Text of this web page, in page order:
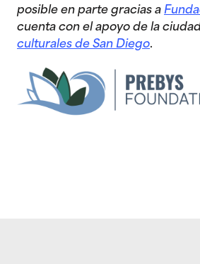
posible en parte gracias a
cuenta con el apoyo de la
culturales de San Diego.